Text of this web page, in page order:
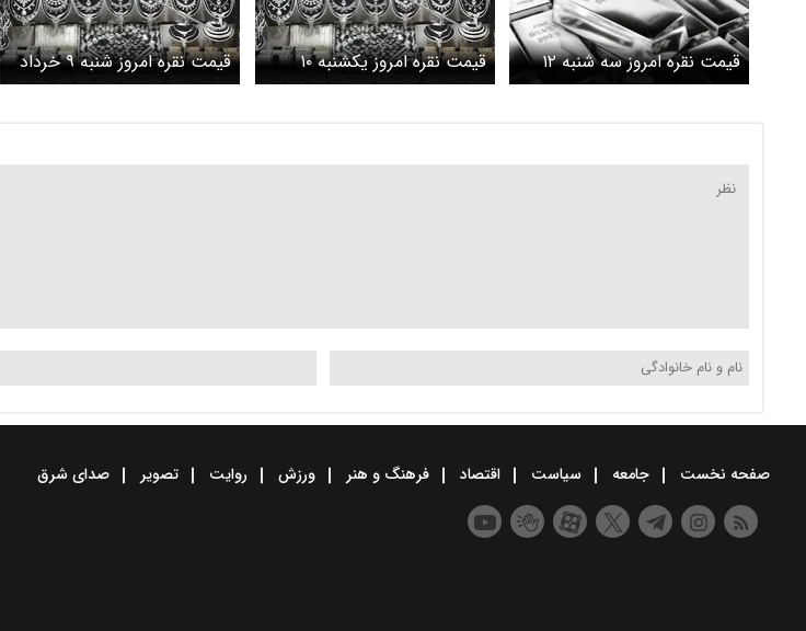
قیمت نقره امروز سه شنبه ۱۲
خرداد ۱۴۰۵ / قیمت شمش نقره
قیمت نقره امروز یکشنبه ۱۰
خرداد ۱۴۰۵ / قیمت شمش نقره
قیمت نقره امروز شنبه ۹ خرداد
۱۴۰۵ / قیمت شمش نقره چقدر
صفحه نخست جامعه سیاست اقتصاد فرهنگ و هنر ورزش روایت تصویر صدای شرق